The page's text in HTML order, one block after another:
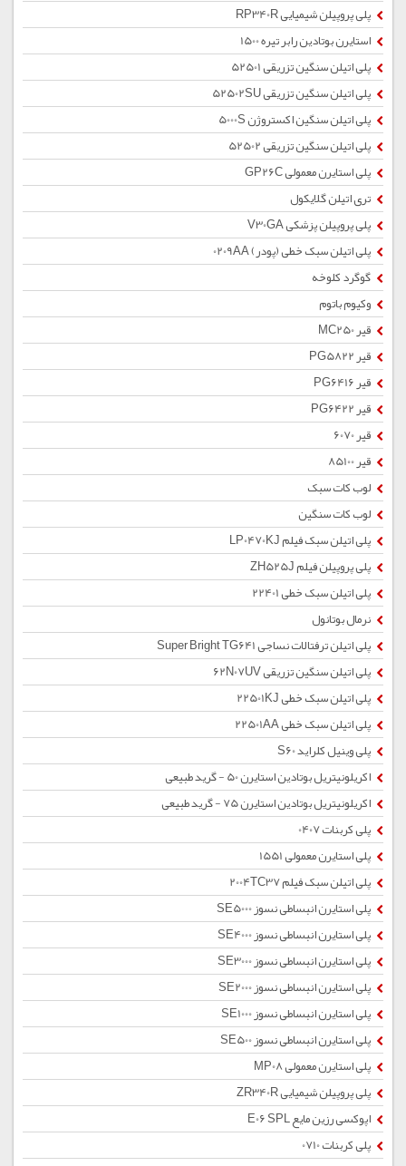
پلی پروپیلن شیمیایی RP340R
استایرن بوتادین رابر تیره 1500
پلی اتیلن سنگین تزریقی 52501
پلی اتیلن سنگین تزریقی 52502SU
پلی اتیلن سنگین اکستروژن 5000S
پلی اتیلن سنگین تزریقی 52502
پلی استایرن معمولی GP26C
تری اتیلن گلایکول
پلی پروپیلن پزشکی V30GA
پلی اتیلن سبک خطی (پودر) 0209AA
گوگرد کلوخه
وکیوم باتوم
قیر MC250
قیر PG5822
قیر PG6416
قیر PG6422
قیر 6070
قیر 85100
لوب کات سبک
لوب کات سنگین
پلی اتیلن سبک فیلم LP0470KJ
پلی پروپیلن فیلم ZH525J
پلی اتیلن سبک خطی 22401
نرمال بوتانول
پلی اتیلن ترفتالات نساجی Super Bright TG641
پلی اتیلن سنگین تزریقی 62N07UV
پلی اتیلن سبک خطی 22501KJ
پلی اتیلن سبک خطی 22501AA
پلی وینیل کلراید S60
اکریلونیتریل بوتادین استایرن 50 - گرید طبیعی
اکریلونیتریل بوتادین استایرن 75 - گرید طبیعی
پلی کربنات 0407
پلی استایرن معمولی 1551
پلی اتیلن سبک فیلم 2004TC37
پلی استایرن انبساطی نسوز SE5000
پلی استایرن انبساطی نسوز SE4000
پلی استایرن انبساطی نسوز SE3000
پلی استایرن انبساطی نسوز SE2000
پلی استایرن انبساطی نسوز SE1000
پلی استایرن انبساطی نسوز SE500
پلی استایرن معمولی MP08
پلی پروپیلن شیمیایی ZR340R
اپوکسی رزین مایع E06 SPL
پلی کربنات 0710